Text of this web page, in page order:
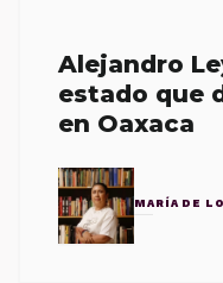
Alejandro
estado que
en Oaxaca
MARÍA DE